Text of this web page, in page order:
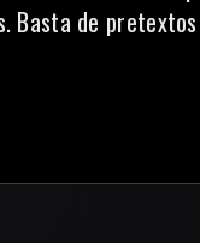
de pretextos